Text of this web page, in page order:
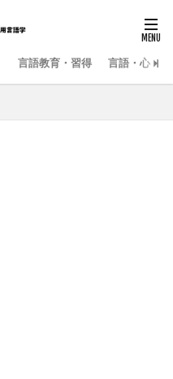
言語教育・習得 言語・心・